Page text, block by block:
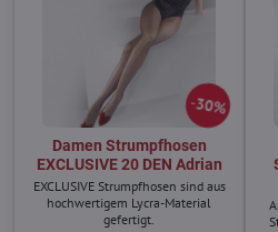
30%
Damen Strumpfhosen
EXCLUSIVE 20 DEN Adrian
EXCLUSIVE Strumpfhosen sind aus
hochwertigem Lycra-Material
gefertigt.